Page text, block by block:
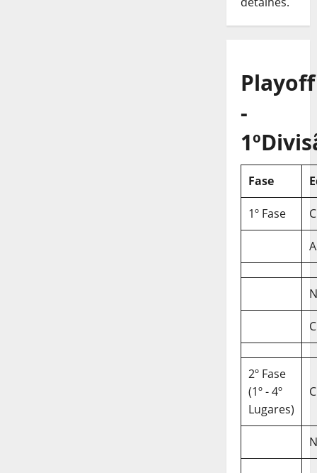
Playoff
-
Fase
1º Fase
2º Fase
(1º - 4º
Lugares)